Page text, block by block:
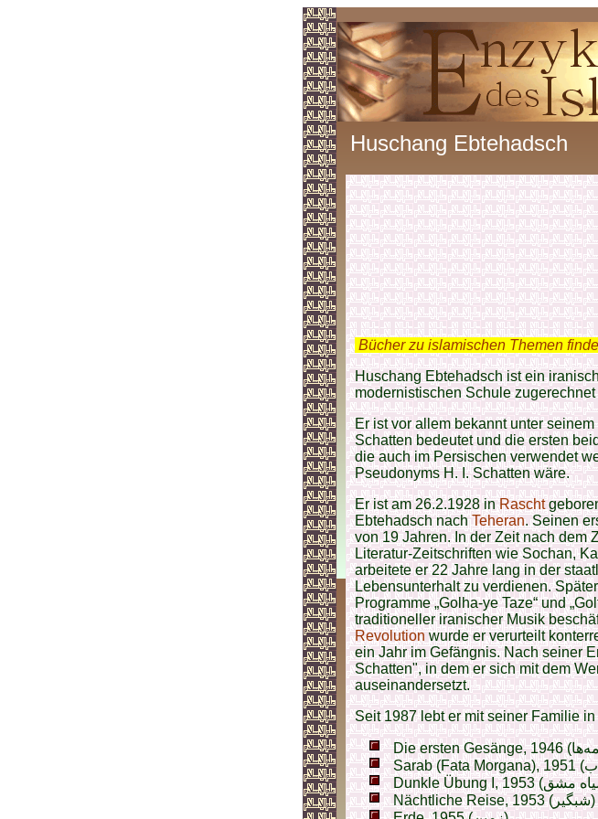
Huschang Ebtehadsch
Bücher zu islamischen Themen
Huschang Ebtehadsch ist ein
modernistischen Schule
Er ist vor allem bekannt unter
Schatten bedeutet und die ersten
die auch im Persischen verwendet
Pseudonyms H. I. Schatten wäre.
Er ist am26.2.1928 inRascht
Ebtehadsch nachTeheran. Seinen
von 19 Jahren. In der Zeit nach dem
Literatur-Zeitschriften wie Sochan,
arbeitete er 22 Jahre lang in der
Lebensunterhalt zu verdienen.
Programme „Golha-ye Taze“ und
traditioneller iranischer Musik
Revolutionwurde er verurteilt
ein Jahr im Gefängnis. Nach seiner
Schatten", in dem er sich mit dem
auseinandersetzt.
Seit 1987 lebt er mit seiner Familie
Nächtliche Reise, 1953 (شبگیر)